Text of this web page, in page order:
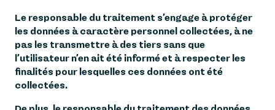
Le responsable du traitement s’engage à protéger
les données à caractère personnel collectées, à ne
pas les transmettre à des tiers sans que
l’utilisateur n’en ait été informé et à respecter les
finalités pour lesquelles ces données ont été
collectées.